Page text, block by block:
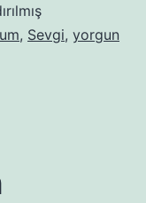
, Sevgi, yorgun